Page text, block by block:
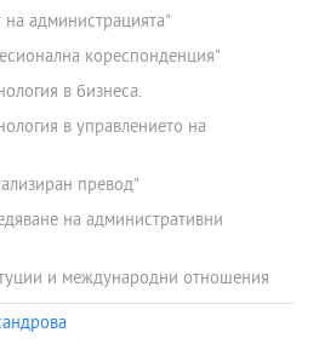
администрацията"
кореспонденция"
в бизнеса.
в управлението на
превод"
на административни
и международни отношения